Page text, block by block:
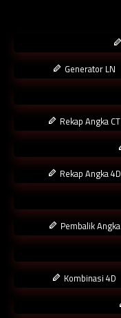
Generator LN
Rekap Angka CT
Rekap Angka 4D
Pembalik Angka
Kombinasi 4D